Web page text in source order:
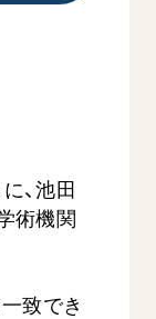
、池田
術機関
致でき